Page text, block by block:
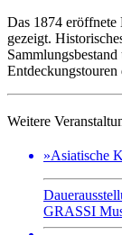
Das 1874
gezeigt.
Weitere
»Asiatische
GRASSI